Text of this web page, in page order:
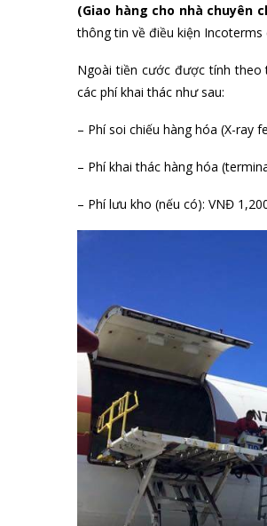
(Giao hàng cho nhà chuyên
thông tin về điều kiện
Ngoài tiền cước được tính theo
các phí khai thác như sau:
– Phí soi chiếu hàng hóa (X-ray
– Phí khai thác hàng hóa
– Phí lưu kho (nếu có): VNĐ